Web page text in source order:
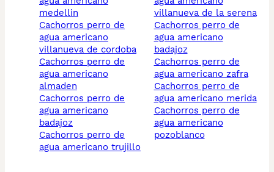
medellin
cachorros perro de
agua americano
villanueva de cordoba
cachorros perro de
agua americano
almaden
cachorros perro de
agua americano
badajoz
cachorros perro de
agua americano trujillo
villanueva de la serena
cachorros perro de
agua americano
badajoz
cachorros perro de
agua americano zafra
cachorros perro de
agua americano merida
cachorros perro de
agua americano
pozoblanco